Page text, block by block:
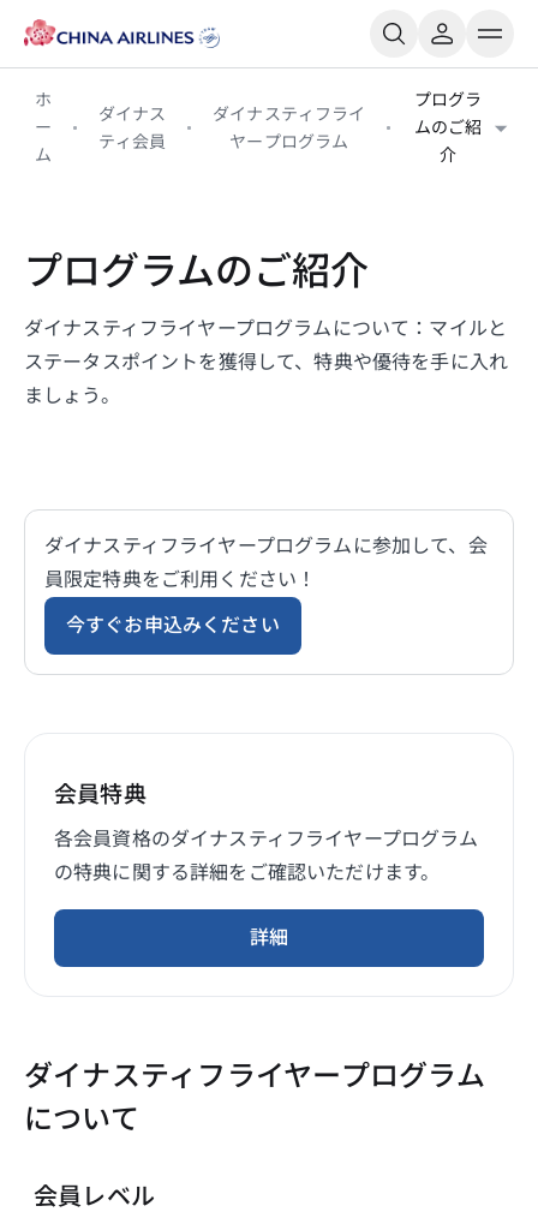
ホ
ー
ム
ダイナス
ティ会員
ダイナスティフライ
ヤープログラム
プログラ
ムのご紹
介
プログラムのご紹介
ダイナスティフライヤープログラムについて：マイルと
ステータスポイントを獲得して、特典や優待を手に入れ
ましょう。
ダイナスティフライヤープログラムに参加して、会
員限定特典をご利用ください！
今すぐお申込みください
会員特典
各会員資格のダイナスティフライヤープログラム
の特典に関する詳細をご確認いただけます。
詳細
ダイナスティフライヤープログラム
について
会員レベル